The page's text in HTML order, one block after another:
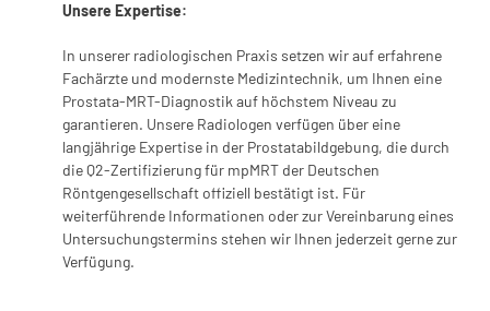
Unsere Expertise:
In unserer radiologischen Praxis setzen wir auf erfahrene
Fachärzte und modernste Medizintechnik, um Ihnen eine
Prostata-MRT-Diagnostik auf höchstem Niveau zu
garantieren. Unsere Radiologen verfügen über eine
langjährige Expertise in der Prostatabildgebung, die durch
die Q2-Zertifizierung für mpMRT der Deutschen
Röntgengesellschaft offiziell bestätigt ist. Für
weiterführende Informationen oder zur Vereinbarung eines
Untersuchungstermins stehen wir Ihnen jederzeit gerne zur
Verfügung.